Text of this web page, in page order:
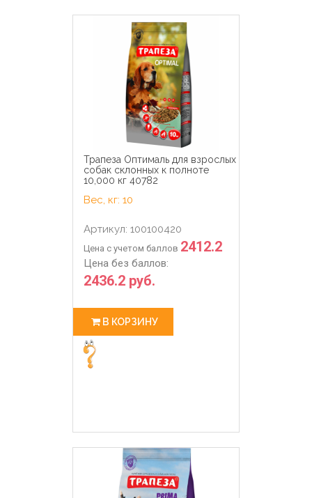
Трапеза Оптималь для взрослых
собак склонных к полноте
10,000 кг 40782
Вес, кг: 10
Артикул: 100100420
Цена с учетом баллов 2412.2
Цена без баллов:
2436.2 руб.
В КОРЗИНУ